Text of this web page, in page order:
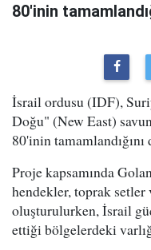
80'inin
İsrail ordusu (IDF),
Doğu" (New East)
80'inin
Proje kapsamında
hendekler, toprak setler
oluşturulurken, İsrail
ettiği bölgelerdeki